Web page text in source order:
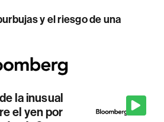
y el riesgo de una
la inusual
el yen por